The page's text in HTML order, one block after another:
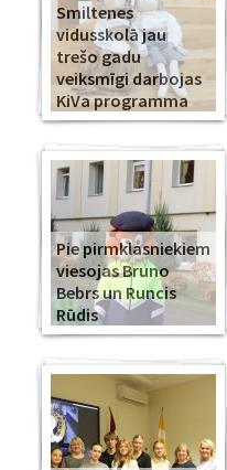
Smiltenes
vidusskolā jau
trešo gadu
veiksmīgi darbojas
KiVa programma
Pie pirmklasniekiem
viesojas Bruno
Bebrs un Runcis
Rūdis